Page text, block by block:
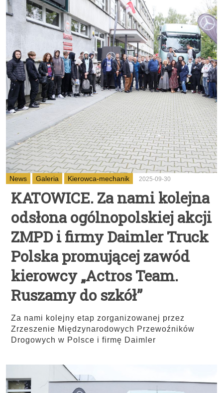
News Galeria Kierowca-mechanik 2025-09-30
KATOWICE. Za nami kolejna
odsłona ogólnopolskiej akcji
ZMPD i firmy Daimler Truck
Polska promującej zawód
kierowcy „Actros Team.
Ruszamy do szkół”
Za nami kolejny etap zorganizowanej przez
Zrzeszenie Międzynarodowych Przewoźników
Drogowych w Polsce i firmę Daimler